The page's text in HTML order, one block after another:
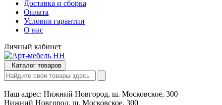
Доставка и сборка
Оплата
Условия гарантии
О нас
Личный кабинет
Каталог товаров
Наш адрес: Нижний Новгород, ш. Московское, 300
Нижний Новгород, ш. Московское, 300